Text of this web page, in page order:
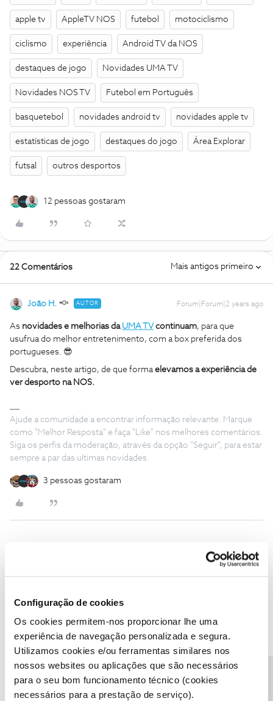
Configuração de cookies
Os cookies permitem-nos proporcionar lhe uma
experiência de navegação personalizada e segura.
Utilizamos cookies e/ou ferramentas similares nos
nossos websites ou aplicações que são necessários
para o seu bom funcionamento técnico (cookies
necessários para a prestação de serviço).
apple tv AppleTV NOS futebol motociclismo
ciclismo experiência Android TV da NOS
destaques de jogo Novidades UMA TV
Novidades NOS TV Futebol em Português
basquetebol novidades android tv novidades apple tv
estatísticas de jogo destaques do jogo Área Explorar
futsal outros desportos
12 pessoas gostaram
22 Comentários Mais antigos primeiro
João H. AUTOR Forum|Forum|2 years ago
As novidades e melhorias da UMA TVcontinuam, para que
usufrua do melhor entretenimento, com a box preferida dos
portugueses. 😎
Descubra, neste artigo, de que forma elevamos a experiência de
ver desporto na NOS.
Ajude a comunidade a encontrar informação relevante. Marque
como "Melhor Resposta" e faça "Like" nos melhores comentários.
Siga os perfis da moderação, através da opção "Seguir", para estar
sempre a par das ultimas novidades.
3 pessoas gostaram
Forum|Forum|2 years ago
1 pessoa gostou
João H. AUTOR Forum|Forum|2 years ago